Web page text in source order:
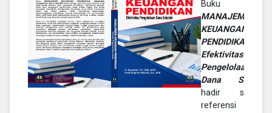
Buku
MANAJEMEN
KEUANGAN
PENDIDIKAN:
Efektivitas
Pengelolaan
Dana Sekolah
hadir sebagai
referensi yang